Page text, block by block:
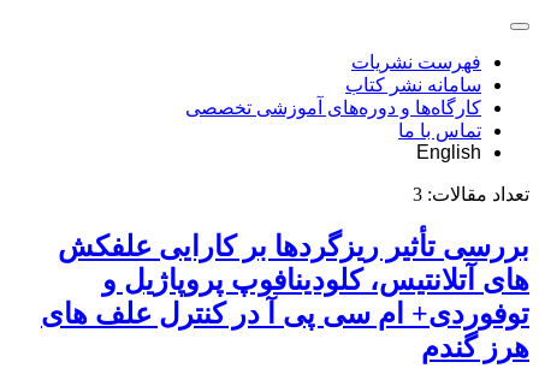
فهرست نشریات
سامانه نشر کتاب
کارگاه‌ها و دوره‌های آموزشی تخصصی
تماس با ما
English
تعداد مقالات: 3
بررسی تأثیر ریزگردها بر کارایی علفکش
های آتلانتیس، کلودینافوپ پروپاژیل و
توفوردی+ ام سی پی آ در کنترل علف های
هرز گندم